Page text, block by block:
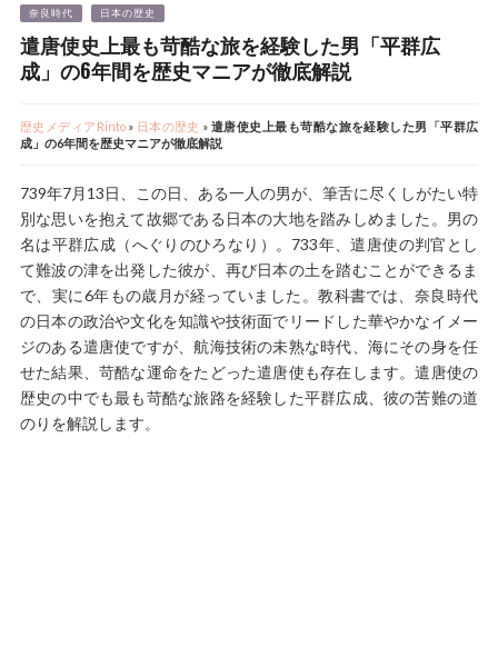
奈良時代 日本の歴史
遣唐使史上最も苛酷な旅を経験した男「平群広
成」の6年間を歴史マニアが徹底解説
歴史メディアRinto» 日本の歴史 » 遣唐使史上最も苛酷な旅を経験した男「平群広
成」の6年間を歴史マニアが徹底解説
739年7月13日、この日、ある一人の男が、筆舌に尽くしがたい特
別な思いを抱えて故郷である日本の大地を踏みしめました。男の
名は平群広成（へぐりのひろなり）。733年、遣唐使の判官とし
て難波の津を出発した彼が、再び日本の土を踏むことができるま
で、実に6年もの歳月が経っていました。教科書では、奈良時代
の日本の政治や文化を知識や技術面でリードした華やかなイメー
ジのある遣唐使ですが、航海技術の未熟な時代、海にその身を任
せた結果、苛酷な運命をたどった遣唐使も存在します。遣唐使の
歴史の中でも最も苛酷な旅路を経験した平群広成、彼の苦難の道
のりを解説します。